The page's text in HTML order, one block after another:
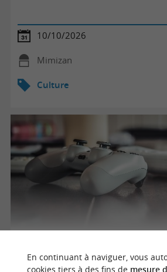
10/10/2026
Mimizan
Culture
En continuant à naviguer, vous
cookies tiers à des fins de mesure